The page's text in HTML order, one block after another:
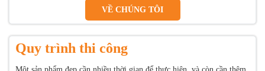
VỀ CHÚNG TÔI
Quy trình thi công